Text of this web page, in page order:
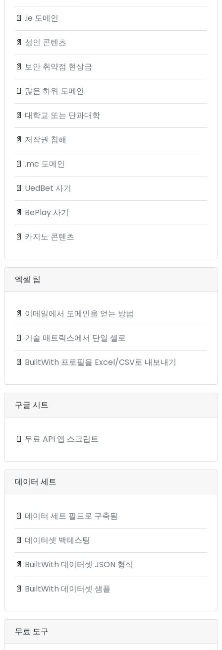
📄 .ie 도메인
📄 성인 콘텐츠
📄 보안 취약점 현상금
📄 많은 하위 도메인
📄 대학교 또는 단과대학
📄 저작권 침해
📄 .mc 도메인
📄 UedBet 사기
📄 BePlay 사기
📄 카지노 콘텐츠
엑셀 팁
📄 이메일에서 도메인을 얻는 방법
📄 기술 매트릭스에서 단일 셀로
📄 BuiltWith 프로필을 Excel/CSV로 내보내기
구글 시트
📄 무료 API 앱 스크립트
데이터 세트
📄 데이터 세트 필드로 구축됨
📄 데이터셋 백테스팅
📄 BuiltWith 데이터셋 JSON 형식
📄 BuiltWith 데이터셋 샘플
무료 도구